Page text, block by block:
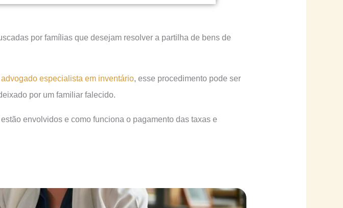
por famílias que desejam resolver a partilha de bens de
advogado especialista em inventário, esse procedimento pode ser
por um familiar falecido.
envolvidos e como funciona o pagamento das taxas e